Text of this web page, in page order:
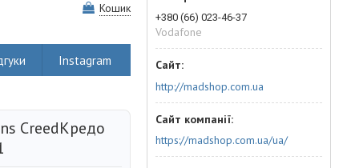
Кошик
Instagram
CreedКредо
+380 (66) 023-46-37
Vodafone
http://madshop.com.ua
https://madshop.com.ua/ua/